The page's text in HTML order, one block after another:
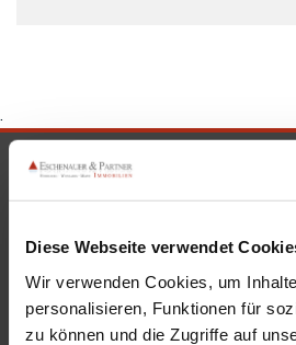
Diese Webseite verwendet
Wir verwenden Cookies, um
personalisieren, Funktionen für
zu können und die Zugriffe auf
.
SICHERHEIT &